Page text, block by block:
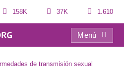
158K 37K 1.610
Menú
de transmisión sexual